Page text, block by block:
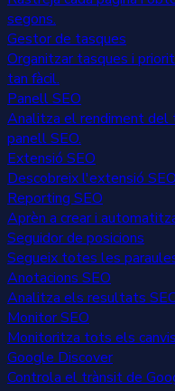
segons.
Gestor de tasques
Organitzar tasques i
tan fàcil.
Panell SEO
Analitza el rendiment del
panell SEO.
Extensió SEO
Descobreix l'extensió
Reporting SEO
Aprèn a crear i
Seguidor de posicions
Segueix totes les
Anotacions SEO
Analitza els resultats
Monitor SEO
Monitoritza tots els
Google Discover
Controla el trànsit de